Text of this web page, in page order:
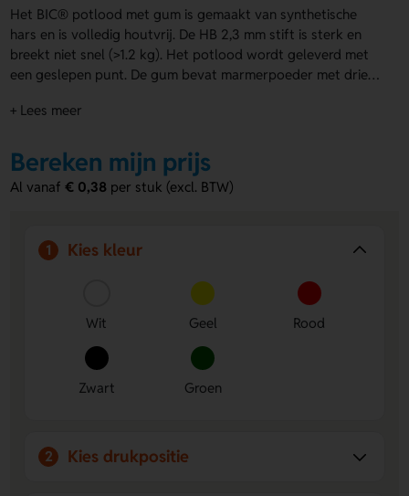
Het BIC® potlood met gum is gemaakt van synthetische
hars en is volledig houtvrij. De HB 2,3 mm stift is sterk en
breekt niet snel (>1.2 kg). Het potlood wordt geleverd met
een geslepen punt. De gum bevat marmerpoeder met drie
kleuren van het potlood naar wens. De BIC® potlood met
voor promoties, beurzen of als praktisch relatiegeschenk.
Laat je merk opvallen met deze duurzame en veelzijdige
bedrukte potloden
+ Lees meer
Bereken mijn prijs
Al vanaf€ 0,38 per stuk (excl. BTW)
1 Kies kleur
Wit Geel Rood
Zwart Groen
2 Kies drukpositie